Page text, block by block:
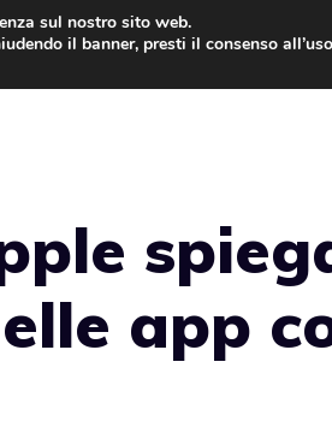
app
sul nostro sito web.
il banner, presti il consenso